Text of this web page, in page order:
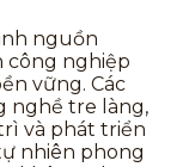
nguồn
công nghiệp
vững. Các
nghề tre làng,
và phát triển
nhiên phong